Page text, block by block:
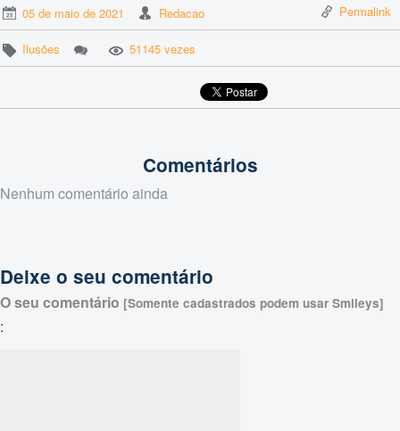
05 de maio de 2021 Redacao Permalink
Ilusões 51145 vezes
Comentários
Nenhum comentário ainda
Deixe o seu comentário
O seu comentário [Somente cadastrados podem usar Smileys]
: